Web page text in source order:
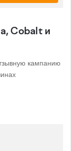
Cobalt и
кампанию